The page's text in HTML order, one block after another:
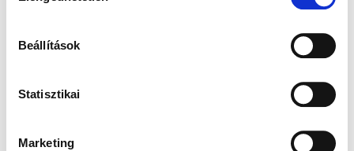
Beállítások
Statisztikai
Marketing